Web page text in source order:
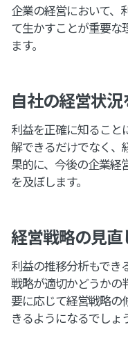
企業の経営において、
て生かすことが重要な
ます。
自社の経営状
利益を正確に知ること
解できるだけでなく、
果的に、今後の企業経
を及ぼします。
経営戦略の見直
利益の推移分析もでき
戦略が適切かどうかの
要に応じて経営戦略の
きるようになるでしょ